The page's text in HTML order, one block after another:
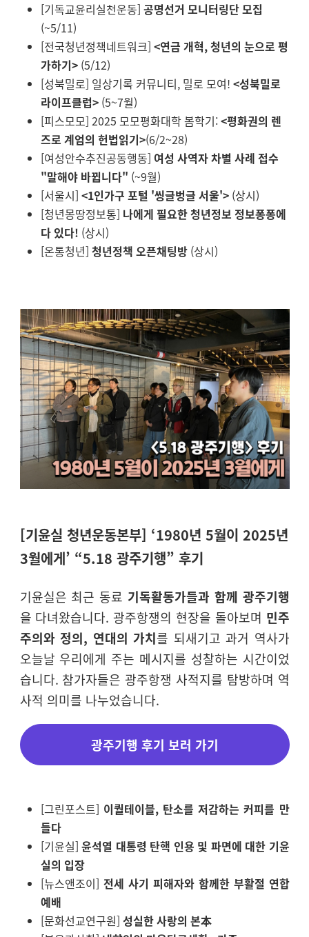
[기독교윤리실천운동] 공명선거 모니터링단 모집
(~5/11)
[전국청년정책네트워크] <연금 개혁, 청년의 눈으로 평
가하기>(5/12)
[성북밀로] 일상기록 커뮤니티, 밀로 모여! <성북밀로
라이프클럽>(5~7월)
[피스모모] 2025 모모평화대학 봄학기:<평화권의 렌
즈로 계엄의 헌법읽기>(6/2~28)
[여성안수추진공동행동] 여성 사역자 차별 사례 접수
"말해야 바뀝니다" (~9월)
[서울시] <1인가구 포털 '씽글벙글 서울'>(상시)
[청년몽땅정보통] 나에게 필요한 청년정보 정보퐁퐁에
다 있다! (상시)
[온통청년] 청년정책 오픈채팅방(상시)
[기윤실 청년운동본부] ‘1980년 5월이 2025년
3월에게’ “5.18 광주기행” 후기
기윤실은 최근 동료 기독활동가들과 함께 광주기행
을 다녀왔습니다. 광주항쟁의 현장을 돌아보며 민주
주의와 정의, 연대의 가치를 되새기고 과거 역사가
오늘날 우리에게 주는 메시지를 성찰하는 시간이었
습니다. 참가자들은 광주항쟁 사적지를 탐방하며 역
사적 의미를 나누었습니다.
광주기행 후기 보러 가기
[그린포스트] 이퀄테이블, 탄소를 저감하는 커피를 만
들다
[기윤실] 윤석열 대통령 탄핵 인용 및 파면에 대한 기윤
실의 입장
[뉴스앤조이] 전세 사기 피해자와 함께한 부활절 연합
예배
[문화선교연구원] 성실한 사랑의 본本